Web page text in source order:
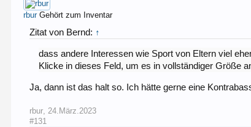
rbur Gehört zum Inventar
Zitat von Bernd: ↑
dass andere Interessen wie Sport von Eltern viel
Klicke in dieses Feld, um es in vollständiger Größe
Ja, dann ist das halt so. Ich hätte gerne eine
rbur, 24.März.2023
#131